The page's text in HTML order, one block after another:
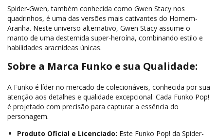
Spider-Gwen, também conhecida como Gwen Stacy nos
quadrinhos, é uma das versões mais cativantes do Homem-
Aranha. Neste universo alternativo, Gwen Stacy assume o
manto de uma destemida super-heroína, combinando estilo e
habilidades aracnídeas únicas.
Sobre a Marca Funko e sua Qualidade:
A Funko é líder no mercado de colecionáveis, conhecida por sua
atenção aos detalhes e qualidade excepcional. Cada Funko Pop!
é projetado com precisão para capturar a essência do
personagem.
Produto Oficial e Licenciado: Este Funko Pop! da Spider-